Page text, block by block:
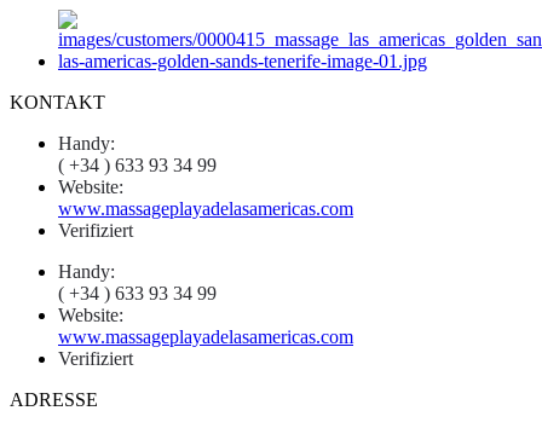
KONTAKT
Handy:
( +34 ) 633 93 34 99
Website:
www.massageplayadelasamericas.com
Verifiziert
Handy:
( +34 ) 633 93 34 99
Website:
www.massageplayadelasamericas.com
Verifiziert
ADRESSE